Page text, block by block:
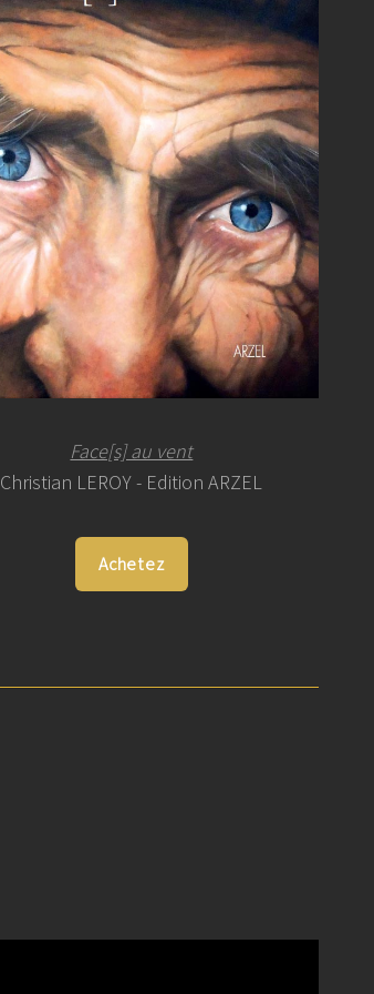
Face[s] au vent
Christian LEROY - Edition ARZEL
Achetez